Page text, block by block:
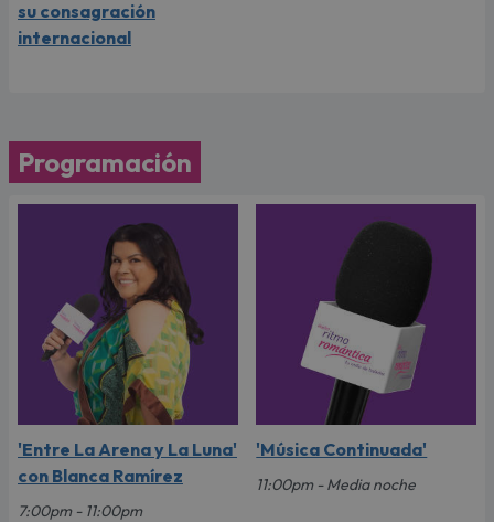
su consagración
internacional
Programación
'Entre La Arena y La Luna'
con Blanca Ramírez
7:00pm - 11:00pm
'Música Continuada'
11:00pm - Media noche